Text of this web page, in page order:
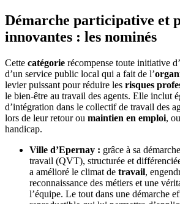
Démarche participative et
innovantes : les nominés
Cette catégorie récompense toute initiative
d’un service public local qui a fait de l’
levier puissant pour réduire les risques
le bien-être au travail des agents. Elle inclut
d’intégration dans le collectif de travail des
lors de leur retour ou maintien en emploi,
handicap.
Ville d’Epernay : grâce à sa
travail (QVT), structurée et
a amélioré le climat de travail,
reconnaissance des métiers et une
l’équipe. Le tout dans une démarche